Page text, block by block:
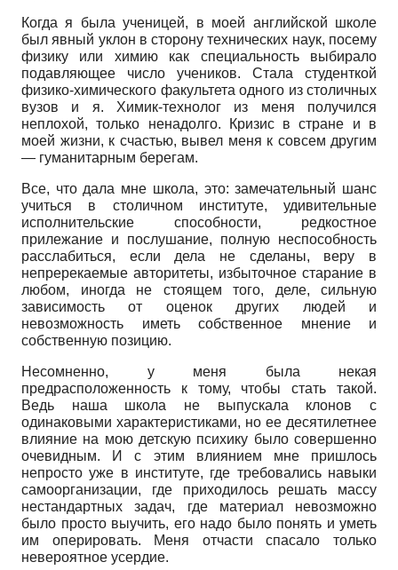
Когда я была ученицей, в моей английской школе
был явный уклон в сторону технических наук, посему
физику или химию как специальность выбирало
подавляющее число учеников. Стала студенткой
физико-химического факультета одного из столичных
вузов и я. Химик-технолог из меня получился
неплохой, только ненадолго. Кризис в стране и в
моей жизни, к счастью, вывел меня к совсем другим
— гуманитарным берегам.
Все, что дала мне школа, это: замечательный шанс
учиться в столичном институте, удивительные
исполнительские способности, редкостное
прилежание и послушание, полную неспособность
расслабиться, если дела не сделаны, веру в
непререкаемые авторитеты, избыточное старание в
любом, иногда не стоящем того, деле, сильную
зависимость от оценок других людей и
невозможность иметь собственное мнение и
собственную позицию.
Несомненно, у меня была некая
предрасположенность к тому, чтобы стать такой.
Ведь наша школа не выпускала клонов с
одинаковыми характеристиками, но ее десятилетнее
влияние на мою детскую психику было совершенно
очевидным. И с этим влиянием мне пришлось
непросто уже в институте, где требовались навыки
самоорганизации, где приходилось решать массу
нестандартных задач, где материал невозможно
было просто выучить, его надо было понять и уметь
им оперировать. Меня отчасти спасало только
невероятное усердие.